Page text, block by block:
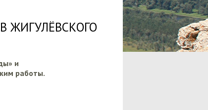
ЖИГУЛЁВСКОГО
и
работы.